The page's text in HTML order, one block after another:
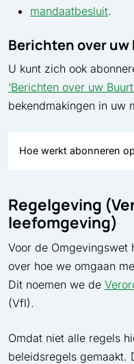
mandaatbesluit.
Berichten over uw
U kunt zich ook
‘Berichten over uw Buurt’
bekendmakingen in uw
Hoe werkt abonneren
Regelgeving
leefomgeving)
Voor de Omgevingswet
over hoe we omgaan
Dit noemen we de
(Vfl).
Omdat niet alle regels
beleidsregels gemaakt.